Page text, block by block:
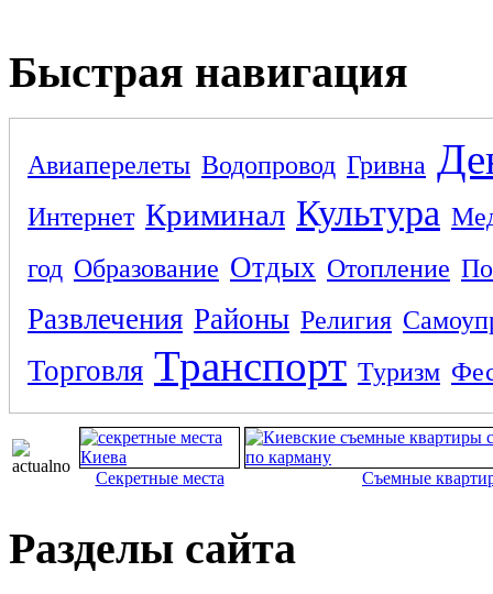
Быстрая навигация
Авиаперелеты Водопровод Гривна
Интернет Криминал Культура
год Образование Отдых Отопление
Развлечения Районы Религия
Торговля Транспорт Туризм
Секретные места Съемные
Разделы сайта